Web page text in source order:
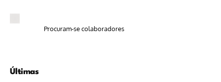
Procuram-se colaboradores
Últimas